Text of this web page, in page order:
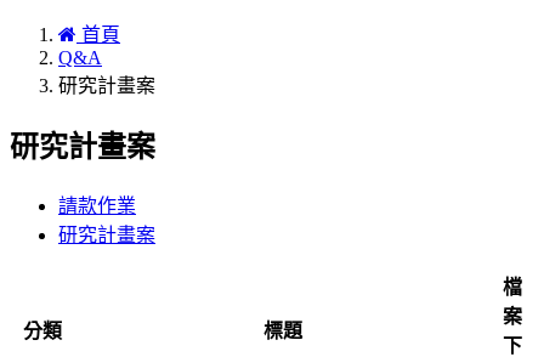
首頁
Q&A
研究計畫案
研究計畫案
請款作業
研究計畫案
分類 標題
檔
案
下